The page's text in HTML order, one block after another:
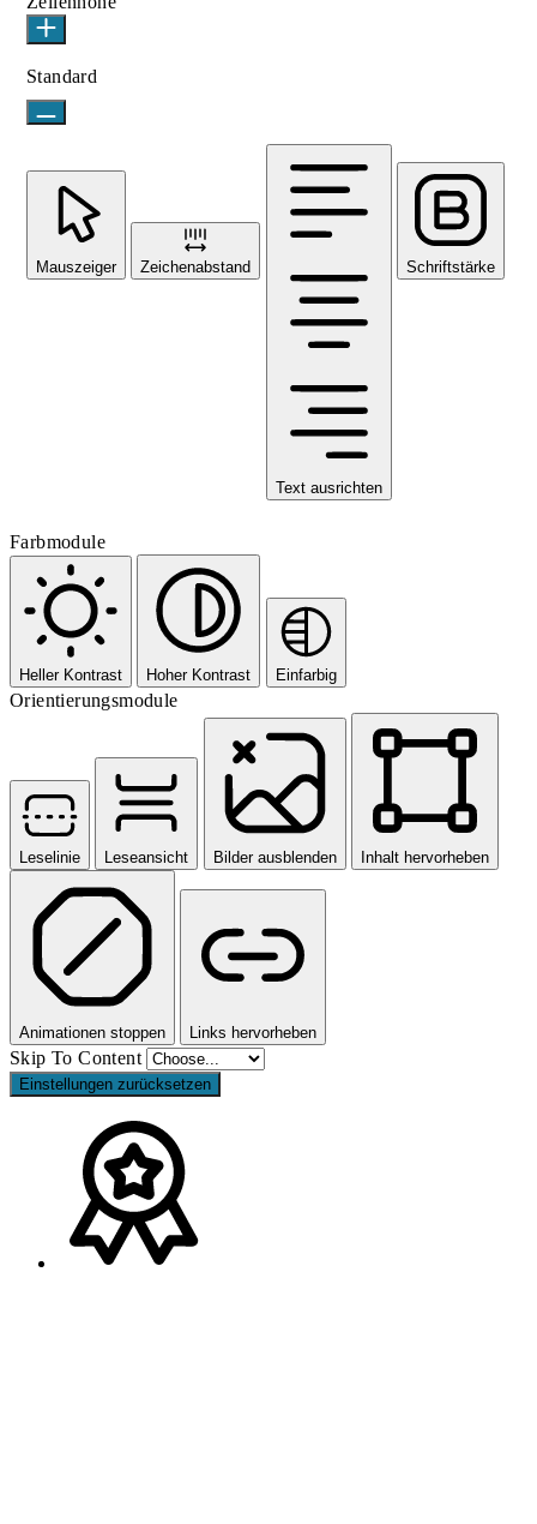
Standard
Mauszeiger Zeichenabstand
Text ausrichten
Schriftstärke
Farbmodule
Heller Kontrast Hoher Kontrast Einfarbig
Orientierungsmodule
Leselinie Leseansicht Bilder ausblenden Inhalt hervorheben
Animationen stoppen Links hervorheben
Skip To Content
Einstellungen zurücksetzen